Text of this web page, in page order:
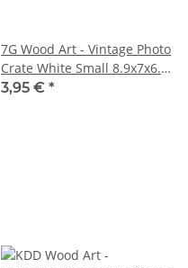
7G Wood Art - Vintage Photo
Crate White Small 8.9x7x6.4
cm (3.5"X2.5"X2.75")
3,95 € *